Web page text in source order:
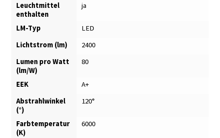
Leuchtmittel
enthalten
ja
LM-Typ
LED
Lichtstrom (lm)
2400
Lumen pro Watt
(lm/W)
80
EEK
A+
Abstrahlwinkel
(°)
120°
Farbtemperatur
(K)
6000